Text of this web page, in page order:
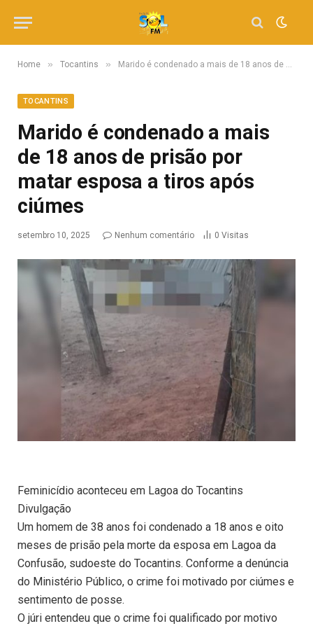
Home » Tocantins » Marido é condenado a mais de 18 anos de prisão por matar esposa a tiros após ciúmes
TOCANTINS
Marido é condenado a mais
de 18 anos de prisão por
matar esposa a tiros após
ciúmes
setembro 10, 2025 Nenhum comentário 0 Visitas
Feminicídio aconteceu em Lagoa do Tocantins
Divulgação
Um homem de 38 anos foi condenado a 18 anos e oito
meses de prisão pela morte da esposa em Lagoa da
Confusão, sudoeste do Tocantins. Conforme a denúncia
do Ministério Público, o crime foi motivado por ciúmes e
sentimento de posse.
O júri entendeu que o crime foi qualificado por motivo